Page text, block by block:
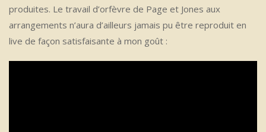
produites. Le travail d’orfèvre de Page et Jones aux
arrangements n’aura d’ailleurs jamais pu être reproduit en
live de façon satisfaisante à mon goût :